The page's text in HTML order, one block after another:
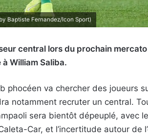
Baptiste Fernandez/Icon Sport)
central lors du prochain
à William Saliba.
phocéen va chercher des joueurs
notamment recruter un central.
sera bientôt dépeuplé, avec
Car, et l’incertitude autour de